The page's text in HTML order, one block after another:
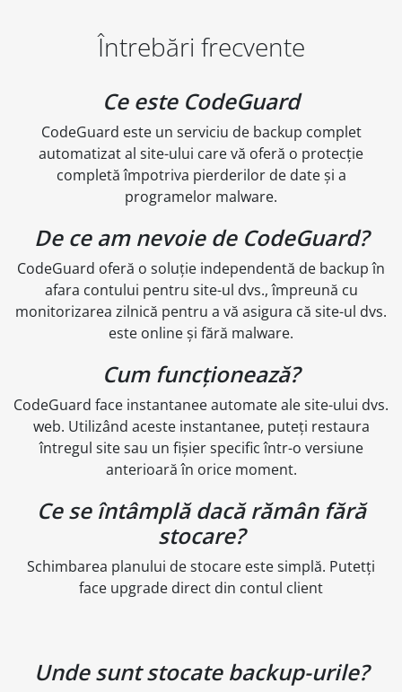
Întrebări frecvente
Ce este CodeGuard
CodeGuard este un serviciu de backup complet
automatizat al site-ului care vă oferă o protecție
completă împotriva pierderilor de date și a
programelor malware.
De ce am nevoie de CodeGuard?
CodeGuard oferă o soluție independentă de backup în
afara contului pentru site-ul dvs., împreună cu
monitorizarea zilnică pentru a vă asigura că site-ul dvs.
este online și fără malware.
Cum funcționează?
CodeGuard face instantanee automate ale site-ului dvs.
web. Utilizând aceste instantanee, puteți restaura
întregul site sau un fișier specific într-o versiune
anterioară în orice moment.
Ce se întâmplă dacă rămân fără
stocare?
Schimbarea planului de stocare este simplă. Putetți
face upgrade direct din contul client
Unde sunt stocate backup-urile?